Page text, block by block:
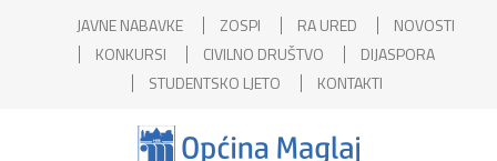
JAVNE NABAVKE ZOSPI RA URED
NOVOSTI
KONKURSI
CIVILNO DRUŠTVO
DIJASPORA
STUDENTSKO LJETO
KONTAKTI